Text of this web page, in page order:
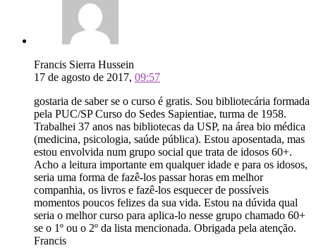
Francis Sierra Hussein
17 de agosto de 2017, 09:57
gostaria de saber se o curso é gratis. Sou bibliotecária formada
pela PUC/SP Curso do Sedes Sapientiae, turma de 1958.
Trabalhei 37 anos nas bibliotecas da USP, na área bio médica
(medicina, psicologia, saúde pública). Estou aposentada, mas
estou envolvida num grupo social que trata de idosos 60+.
Acho a leitura importante em qualquer idade e para os idosos,
seria uma forma de fazê-los passar horas em melhor
companhia, os livros e fazê-los esquecer de possíveis
momentos poucos felizes da sua vida. Estou na dúvida qual
seria o melhor curso para aplica-lo nesse grupo chamado 60+
se o 1º ou o 2º da lista mencionada. Obrigada pela atenção.
Francis